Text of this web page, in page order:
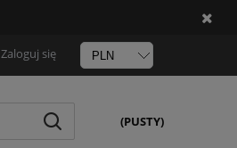
Zaloguj się
(PUSTY)